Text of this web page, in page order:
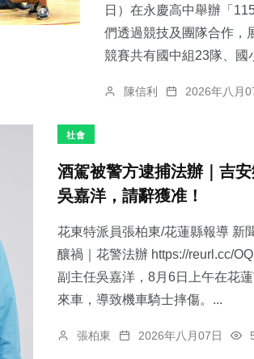
日）在永慶高中舉辦「
們透過競技及團隊合作
競賽共有國中組23隊、國
陳信利 2026年八月
社會
酒駕被警方逮捕法辦｜吉
吳嘉洋，請辭獲准！
花東特派員張柏東/花蓮縣報導 新
釀禍｜花警法辦 https://reurl.cc/
副主任吳嘉洋，8月6日上午在花
來車，導致機車騎士摔傷。...
張柏東 2026年八月07日